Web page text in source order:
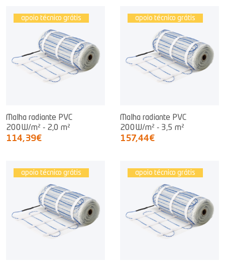
apoio técnico grátis
Malha radiante PVC
200W/m² - 2,0 m²
114,39€
apoio técnico grátis
Malha radiante PVC
200W/m² - 3,5 m²
157,44€
apoio técnico grátis apoio técnico grátis